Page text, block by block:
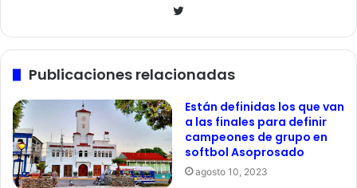
Twitter
Publicaciones relacionadas
Están definidas los que van
a las finales para definir
campeones de grupo en
softbol Asoprosado
agosto 10, 2023